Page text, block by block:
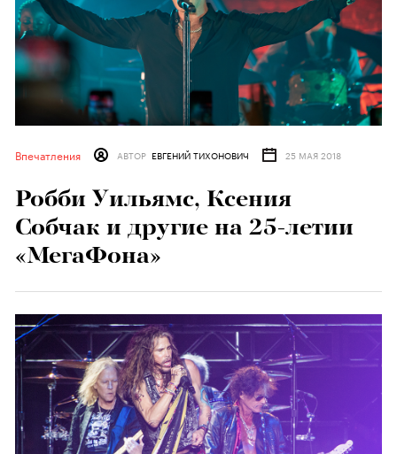
Впечатления АВТОР ЕВГЕНИЙ ТИХОНОВИЧ 25 МАЯ 2018
Робби Уильямс, Ксения
Собчак и другие на 25-летии
«МегаФона»